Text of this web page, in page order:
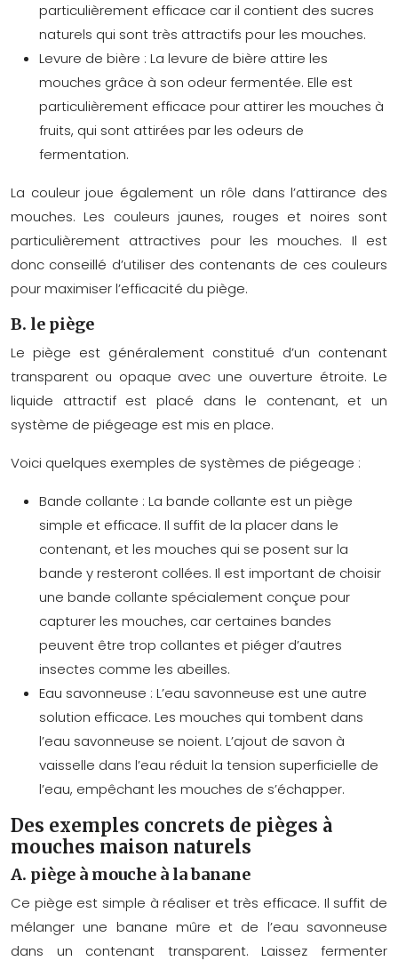
particulièrement efficace car il contient des sucres
naturels qui sont très attractifs pour les mouches.
Levure de bière : La levure de bière attire les
mouches grâce à son odeur fermentée. Elle est
particulièrement efficace pour attirer les mouches à
fruits, qui sont attirées par les odeurs de
fermentation.
La couleur joue également un rôle dans l’attirance des
mouches. Les couleurs jaunes, rouges et noires sont
particulièrement attractives pour les mouches. Il est
donc conseillé d’utiliser des contenants de ces couleurs
pour maximiser l’efficacité du piège.
B. le piège
Le piège est généralement constitué d’un contenant
transparent ou opaque avec une ouverture étroite. Le
liquide attractif est placé dans le contenant, et un
système de piégeage est mis en place.
Voici quelques exemples de systèmes de piégeage :
Bande collante : La bande collante est un piège
simple et efficace. Il suffit de la placer dans le
contenant, et les mouches qui se posent sur la
bande y resteront collées. Il est important de choisir
une bande collante spécialement conçue pour
capturer les mouches, car certaines bandes
peuvent être trop collantes et piéger d’autres
insectes comme les abeilles.
Eau savonneuse : L’eau savonneuse est une autre
solution efficace. Les mouches qui tombent dans
l’eau savonneuse se noient. L’ajout de savon à
vaisselle dans l’eau réduit la tension superficielle de
l’eau, empêchant les mouches de s’échapper.
Des exemples concrets de pièges à
mouches maison naturels
A. piège à mouche à la banane
Ce piège est simple à réaliser et très efficace. Il suffit de
mélanger une banane mûre et de l’eau savonneuse
dans un contenant transparent. Laissez fermenter